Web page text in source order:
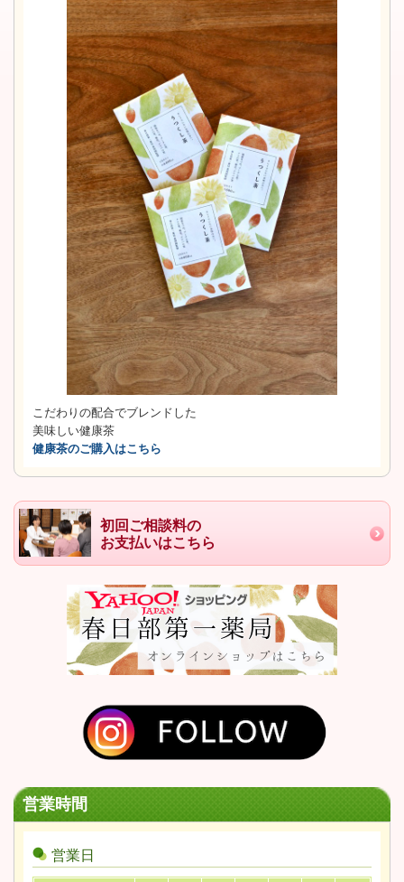
こだわりの配合でブレンドした
美味しい健康茶
健康茶のご購入はこちら
初回ご相談料の
お支払いはこちら
営業時間
営業日